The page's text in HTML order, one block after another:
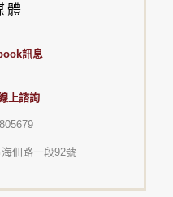
體
訊息
上諮詢
佃路一段92號